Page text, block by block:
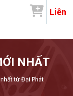
Liên
NHẤT
từ Đại Phát